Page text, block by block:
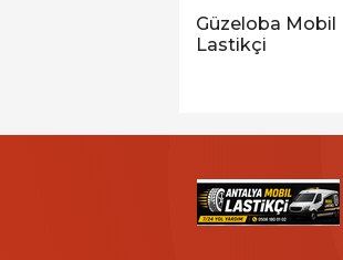
Güzeloba Mobil
Lastikçi